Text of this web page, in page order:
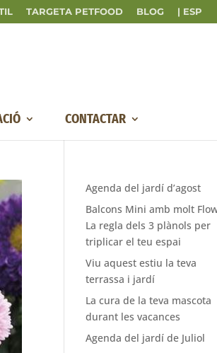
TARGETA PETFOOD BLOG | ESP
CONTACTAR
Agenda del jardí d’agost
Balcons Mini amb molt
La regla dels 3 plànols per
triplicar el teu espai
Viu aquest estiu la teva
terrassa i jardí
La cura de la teva mascota
durant les vacances
Agenda del jardí de Juliol